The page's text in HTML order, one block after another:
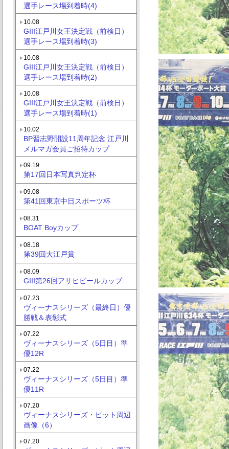
選手レース場到着時(4)
10.08
GIII江戸川女王決定戦（前検日）
選手レース場到着時(3)
10.08
GIII江戸川女王決定戦（前検日）
選手レース場到着時(2)
10.08
GIII江戸川女王決定戦（前検日）
選手レース場到着時(1)
10.02
BP習志野開設11周年記念 江戸川
メルマガ会員ご招待カップ
09.19
第17回日本写真判定杯
09.08
第41回東京中日スポーツ杯
08.31
BOAT Boyカップ
08.18
第39回大江戸賞
08.09
GIII第26回アサヒビールカップ
07.23
ヴィーナスシリーズ（最終日）優
勝戦＆表彰式
07.22
ヴィーナスシリーズ（5日目）準
優12R
07.22
ヴィーナスシリーズ（5日目）準
優11R
07.20
ヴィーナスシリーズ・ピット周辺
画像（6）
07.20